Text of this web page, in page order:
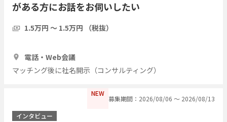
がある方にお話をお伺いしたい
1.5万円 〜 1.5万円 （税抜）
電話・Web会議
マッチング後に社名開示（コンサルティング）
NEW
募集期間：2026/08/06 〜 2026/08/13
インタビュー